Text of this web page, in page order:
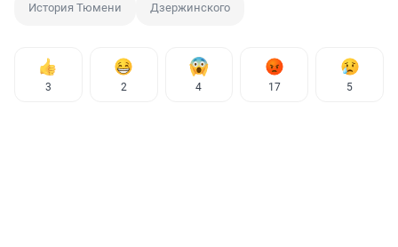
История Тюмени Дзержинского
3 2 4 17 5